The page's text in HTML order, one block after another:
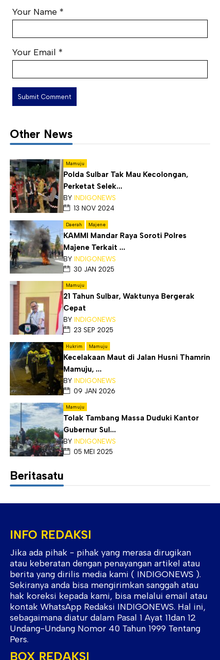
Your Name *
Your Email *
Other News
Mamuju
Polda Sulbar Tak Mau Kecolongan,
Perketat Selek...
BY INDIGONEWS
13 NOV 2024
Daerah Majene
KAMMI Mandar Raya Soroti Polres
Majene Terkait ...
BY INDIGONEWS
30 JAN 2025
Mamuju
21 Tahun Sulbar, Waktunya Bergerak
Cepat
BY INDIGONEWS
23 SEP 2025
Hukrim Mamuju
Kecelakaan Maut di Jalan Husni Thamrin
Mamuju, ...
BY INDIGONEWS
09 JAN 2026
Mamuju
Tolak Tambang Massa Duduki Kantor
Gubernur Sul...
BY INDIGONEWS
05 MEI 2025
Beritasatu
INFO REDAKSI
Jika ada pihak - pihak yang merasa dirugikan
atau keberatan dengan penayangan artikel atau
berita yang dirilis media kami ( INDIGONEWS ).
Sekiranya anda bisa mengirimkan sanggah atau
hak koreksi kepada kami, bisa melalui email atau
kontak WhatsApp Redaksi INDIGONEWS. Hal ini,
sebagaimana diatur dalam Pasal 1 Ayat 11dan 12
Undang-Undang Nomor 40 Tahun 1999 Tentang
Pers.
BOX REDAKSI